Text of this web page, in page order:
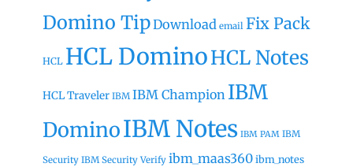
Domino TipDownload email Fix Pack
HCL HCL DominoHCL Notes
HCL Traveler IBM IBM Champion IBM
DominoIBM Notes IBM PAM IBM
Security IBM Security Verify ibm_maas360ibm_notes